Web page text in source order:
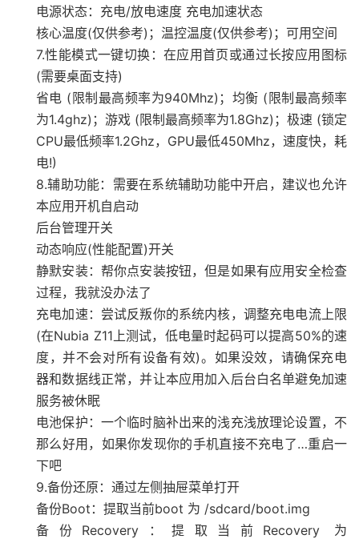
电源状态：充电/放电速度 充电加速状态
核心温度(仅供参考)；温控温度(仅供参考)；可用空间
7.性能模式一键切换：在应用首页或通过长按应用图标
(需要桌面支持)
省电 (限制最高频率为940Mhz)；均衡 (限制最高频率
为1.4ghz)；游戏 (限制最高频率为1.8Ghz)；极速 (锁定
CPU最低频率1.2Ghz，GPU最低450Mhz，速度快，耗
电!)
8.辅助功能：需要在系统辅助功能中开启，建议也允许
本应用开机自启动
后台管理开关
动态响应(性能配置)开关
静默安装：帮你点安装按钮，但是如果有应用安全检查
过程，我就没办法了
充电加速：尝试反叛你的系统内核，调整充电电流上限
(在Nubia Z11上测试，低电量时起码可以提高50%的速
度，并不会对所有设备有效)。如果没效，请确保充电
器和数据线正常，并让本应用加入后台白名单避免加速
服务被休眠
电池保护：一个临时脑补出来的浅充浅放理论设置，不
那么好用，如果你发现你的手机直接不充电了…重启一
下吧
9.备份还原：通过左侧抽屉菜单打开
备份Boot：提取当前boot 为 /sdcard/boot.img
备份Recovery：提取当前Recovery 为